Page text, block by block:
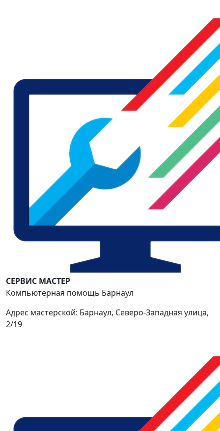
СЕРВИС МАСТЕР
Компьютерная помощь Барнаул
Адрес мастерской: Барнаул, Северо-Западная улица,
2/19